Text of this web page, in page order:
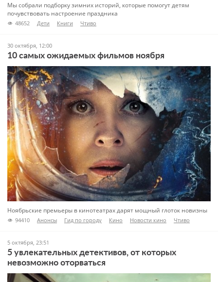
Мы собрали подборку зимних историй, которые помогут детям
почувствовать настроение праздника
48652 Дети Книги Чтиво
30 октября, 12:00
10 самых ожидаемых фильмов ноября
Ноябрьские премьеры в кинотеатрах дарят мощный глоток новизны
94410 Анонсы Гид по городу Кино Новости кино Чтиво
5 октября, 23:51
5 увлекательных детективов, от которых
невозможно оторваться